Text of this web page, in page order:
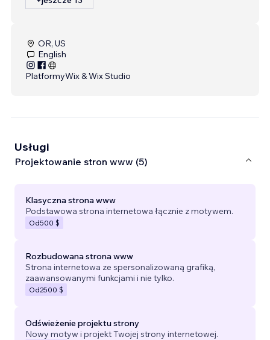
OR, US
English
PlatformyWix & Wix Studio
Usługi
Projektowanie stron www (5)
Klasyczna strona www
Podstawowa strona internetowa łącznie z motywem.
Od500 $
Rozbudowana strona www
Strona internetowa ze spersonalizowaną grafiką,
zaawansowanymi funkcjami i nie tylko.
Od2500 $
Odświeżenie projektu strony
Nowy motyw i projekt Twojej strony internetowej.